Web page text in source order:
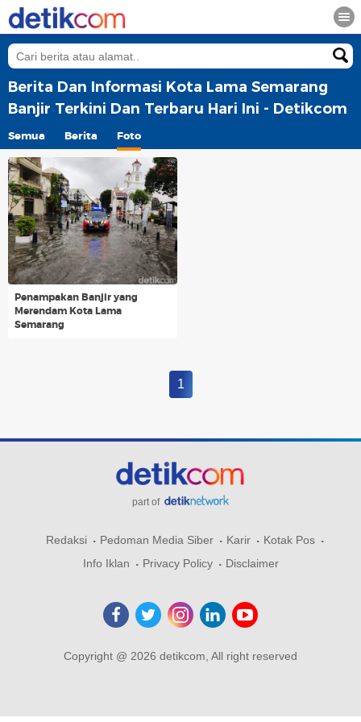
Berita Dan Informasi Kota Lama Semarang
Banjir Terkini Dan Terbaru Hari Ini - Detikcom
Semua Berita Foto
Penampakan Banjir yang
Merendam Kota Lama
Semarang
1
part of
Redaksi Pedoman Media Siber Karir
Kotak Pos
Info Iklan
Privacy Policy Disclaimer
Copyright @ 2026 detikcom, All right reserved